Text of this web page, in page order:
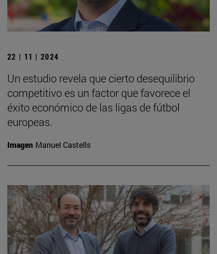
22 | 11 | 2024
Un estudio revela que cierto desequilibrio
competitivo es un factor que favorece el
éxito económico de las ligas de fútbol
europeas.
Imagen Manuel Castells